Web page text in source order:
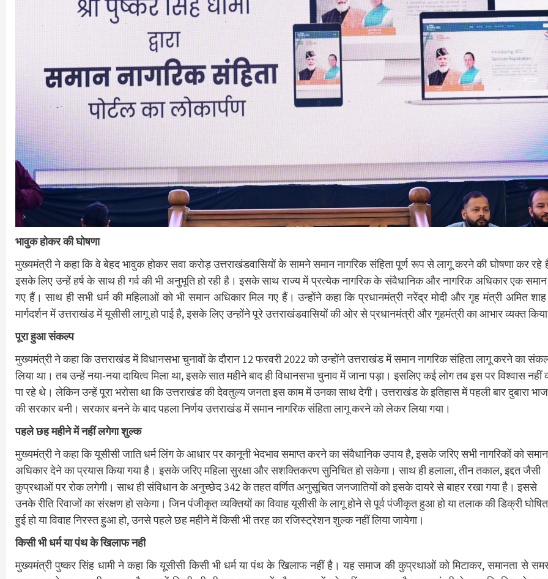
भावुक होकर की घोषणा
मुख्यमंत्री ने कहा कि वे बेहद भावुक होकर सवा करोड़ उत्तराखंडवासियों के सामने समान नागरिक संहिता पूर्ण रूप से लागू करने की घोषणा कर रहे
इसके लिए उन्हें हर्ष के साथ ही गर्व की भी अनुभूति हो रही है। इसके साथ राज्य में प्रत्येक नागरिक के संवैधानिक और नागरिक अधिकार एक समान
गए हैं। साथ ही सभी धर्म की महिलाओं को भी समान अधिकार मिल गए हैं। उन्होंने कहा कि प्रधानमंत्री नरेंद्र मोदी और गृह मंत्री अमित
मार्गदर्शन में उत्तराखंड में यूसीसी लागू हो पाई है, इसके लिए उन्होंने पूरे उत्तराखंडवासियों की ओर से प्रधानमंत्री और गृहमंत्री का आभार व्यक्त
पूरा हुआ संकल्प
मुख्यमंत्री ने कहा कि उत्तराखंड में विधानसभा चुनावों के दौरान 12 फरवरी 2022 को उन्होंने उत्तराखंड में समान नागरिक संहिता लागू करने का
लिया था। तब उन्हें नया-नया दायित्व मिला था, इसके सात महीने बाद ही विधानसभा चुनाव में जाना पड़ा। इसलिए कई लोग तब इस पर विश्वास नहीं
पा रहे थे। लेकिन उन्हें पूरा भरोसा था कि उत्तराखंड की देवतुल्य जनता इस काम में उनका साथ देगी। उत्तराखंड के इतिहास में पहली बार दुबारा
की सरकार बनी। सरकार बनने के बाद पहला निर्णय उत्तराखंड में समान नागरिक संहिता लागू करने को लेकर लिया गया।
पहले छह महीने में नहीं लगेगा शुल्क
मुख्यमंत्री ने कहा कि यूसीसी जाति धर्म लिंग के आधार पर कानूनी भेदभाव समाप्त करने का संवैधानिक उपाय है, इसके जरिए सभी नागरिकों को समान
अधिकार देने का प्रयास किया गया है। इसके जरिए महिला सुरक्षा और सशक्तिकरण सुनिचित हो सकेगा। साथ ही हलाला, तीन तकाल, इद्दत जैसी
कुप्रथाओं पर रोक लगेगी। साथ ही संविधान के अनुच्छेद 342 के तहत वर्णित अनुसूचित जनजातियों को इसके दायरे से बाहर रखा गया है। इससे
उनके रीति रिवाजों का संरक्षण हो सकेगा। जिन पंजीकृत व्यक्तियों का विवाह यूसीसी के लागू होने से पूर्व पंजीकृत हुआ हो या तलाक की डिक्री घोषित
हुई हो या विवाह निरस्त हुआ हो, उनसे पहले छह महीने में किसी भी तरह का रजिस्ट्रेशन शुल्क नहीं लिया जायेगा।
किसी भी धर्म या पंथ के खिलाफ नही
मुख्यमंत्री पुष्कर सिंह धामी ने कहा कि यूसीसी किसी भी धर्म या पंथ के खिलाफ नहीं है। यह समाज की कुप्रथाओं को मिटाकर, समानता से